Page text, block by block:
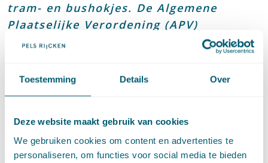
Toestemming Details Over
Deze website maakt gebruik van cookies
We gebruiken cookies om content en advertenties te
personaliseren, om functies voor social media te bieden
tram- en bushokjes. De Algemene
Plaatselijke Verordening (APV)
vermeldt dat het gaat om reclame
vliegvakanties, vliegtickets, grijze
fossiele of hybride brandstofmotor”.